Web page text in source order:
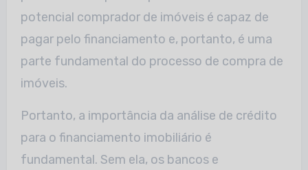
potencial comprador de imóveis é capaz de
pagar pelo financiamento e, portanto, é uma
parte fundamental do processo de compra de
imóveis.
Portanto, a importância da análise de crédito
para o financiamento imobiliário é
fundamental. Sem ela, os bancos e